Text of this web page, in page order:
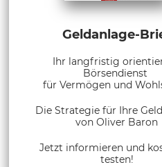
Geldanlage-
Ihr langfristig
Börsendienst
für Vermögen und
Die Strategie für Ihre
von Oliver Baron
Jetzt informieren und
testen!